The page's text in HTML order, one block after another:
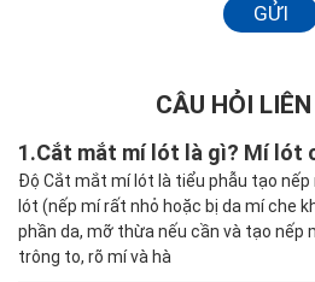
GỬI
CÂU HỎI
1.Cắt mắt mí lót là gì? Mí lót
Độ Cắt mắt mí lót là tiểu phẫu tạo
lót (nếp mí rất nhỏ hoặc bị da mí che
phần da, mỡ thừa nếu cần và tạo nếp
trông to, rõ mí và hà